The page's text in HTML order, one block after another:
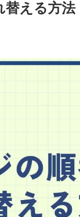
替える方